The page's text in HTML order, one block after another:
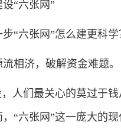
“六张网”
六张网”怎么建更科学
济，破解资金难题。
们最关心的莫过于钱
“六张网”这一庞大的